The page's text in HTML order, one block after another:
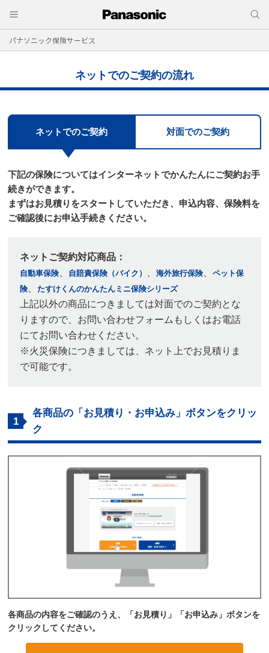
パナソニック保険サービス
ネットでのご契約の流れ
ネットでのご契約 対面でのご契約
下記の保険についてはインターネットでかんたんにご契約お手
続きができます。
まずはお⾒積りをスタートしていただき、申込内容、保険料を
ご確認後にお申込⼿続きください。
ネットご契約対応商品：
自動車保険 自賠責保険（バイク） 、海外旅行保険 、ペット保
険 、たすけくんのかんたんミニ保険シリーズ
上記以外の商品につきましては対面でのご契約とな
りますので、お問い合わせフォームもしくはお電話
にてお問い合わせください。
※火災保険につきましては、ネット上でお見積りま
で可能です。
1
各商品の「お見積り・お申込み」ボタンをクリッ
ク
各商品の内容をご確認のうえ、「お見積り」「お申込み」ボタンを
クリックしてください。